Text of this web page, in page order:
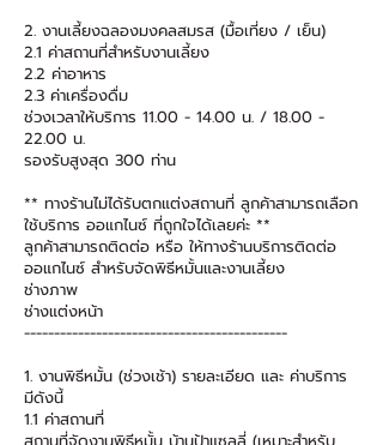
2. งานเลี้ยงฉลองมงคลสมรส (มื้อเที่ยง / เย็น)
2.1 ค่าสถานที่สำหรับงานเลี้ยง
2.2 ค่าอาหาร
2.3 ค่าเครื่องดื่ม
ช่วงเวลาให้บริการ 11.00 - 14.00 น. / 18.00 -
22.00 น.
รองรับสูงสุด 300 ท่าน
** ทางร้านไม่ได้รับตกแต่งสถานที่ ลูกค้าสามารถเลือก
ใช้บริการ ออแกไนซ์ ที่ถูกใจได้เลยค่ะ **
ลูกค้าสามารถติดต่อ หรือ ให้ทางร้านบริการติดต่อ
ออแกไนซ์ สำหรับจัดพิธีหมั้นและงานเลี้ยง
ช่างภาพ
ช่างแต่งหน้า
--------------------------------------------
1. งานพิธีหมั้น (ช่วงเช้า) รายละเอียด และ ค่าบริการ
มีดังนี้
1.1 ค่าสถานที่
สถานที่จัดงานพิธีหมั้น บ้านป้าแซลลี่ (เหมาะสำหรับ